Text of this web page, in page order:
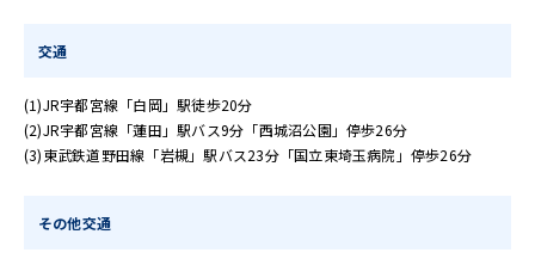
交通
(1)JR宇都宮線「白岡」駅徒歩20分
(2)JR宇都宮線「蓮田」駅バス9分「西城沼公園」停歩26分
(3)東武鉄道野田線「岩槻」駅バス23分「国立東埼玉病院」停歩26分
その他交通